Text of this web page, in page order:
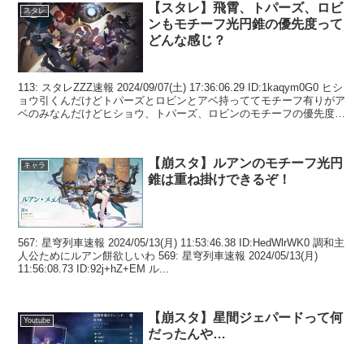
スタレ
【スタレ】飛霄、トパーズ、ロビ
ンもモチーフ光円錐の優先度って
どんな感じ？
113: スタレZZZ速報 2024/09/07(土) 17:36:06.29 ID:1kaqym0G0 ヒシ
ョウ引くんだけどトパーズとロビンとアベ持っててモチーフ有りがア
ベのみなんだけどヒショウ、トパーズ、ロビンのモチーフの優先度っ
キャラ
【崩スタ】ルアンのモチーフ光円
錐は重ね掛けできるぞ！
567: 星穹列車速報 2024/05/13(月) 11:53:46.38 ID:HedWlrWK0 調和主
人公ためにルアン餅欲しいわ 569: 星穹列車速報 2024/05/13(月)
11:56:08.73 ID:92j+hZ+EM ル...
Youtube
【崩スタ】星間ジェパードって何
だったんや…